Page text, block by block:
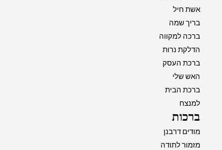
אשת חיל
בריך שמה
ברכה למקווה
הדלקת נרות
ברכת העסק
האש שלי
ברכת הבית
למנצח
ברכות
מודים דרבנן
מזמור לתודה